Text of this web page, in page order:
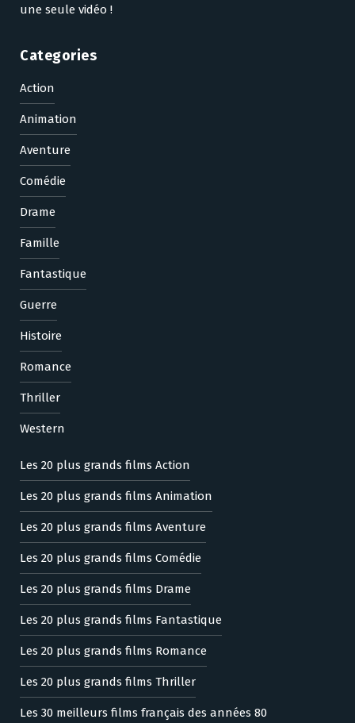
une seule vidéo !
Categories
Action
Animation
Aventure
Comédie
Drame
Famille
Fantastique
Guerre
Histoire
Romance
Thriller
Western
Les 20 plus grands films Action
Les 20 plus grands films Animation
Les 20 plus grands films Aventure
Les 20 plus grands films Comédie
Les 20 plus grands films Drame
Les 20 plus grands films Fantastique
Les 20 plus grands films Romance
Les 20 plus grands films Thriller
Les 30 meilleurs films français des années 80